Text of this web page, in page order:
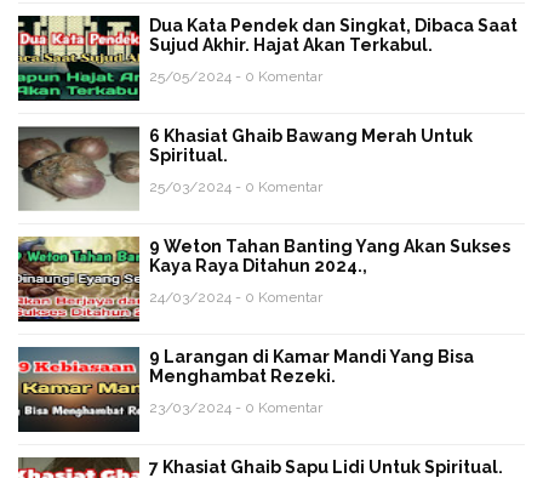
Dua Kata Pendek dan Singkat, Dibaca Saat
Sujud Akhir. Hajat Akan Terkabul.
25/05/2024 - 0 Komentar
6 Khasiat Ghaib Bawang Merah Untuk
Spiritual.
25/03/2024 - 0 Komentar
9 Weton Tahan Banting Yang Akan Sukses
Kaya Raya Ditahun 2024.,
24/03/2024 - 0 Komentar
9 Larangan di Kamar Mandi Yang Bisa
Menghambat Rezeki.
23/03/2024 - 0 Komentar
7 Khasiat Ghaib Sapu Lidi Untuk Spiritual.